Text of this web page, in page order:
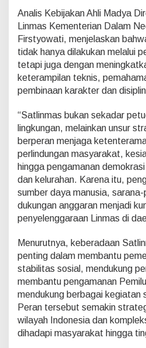
s
u
n
u
k
P
e
i
n
d
u
n
a
n
M
a
a
r
a
k
a
t
Analis Kebijakan Ahli Madya
Linmas Kementerian Dalam
Firstyowati, menjelaskan
tidak hanya dilakukan melalui
tetapi juga dengan
keterampilan teknis,
pembinaan karakter dan
“Satlinmas bukan sekadar
lingkungan, melainkan unsur
berperan menjaga
perlindungan masyarakat,
hingga pengamanan
dan kelurahan. Karena itu,
sumber daya manusia,
dukungan anggaran menjadi
penyelenggaraan Linmas di
Menurutnya, keberadaan
penting dalam membantu
stabilitas sosial, mendukung
membantu pengamanan
mendukung berbagai kegiatan
Peran tersebut semakin
wilayah Indonesia dan
dihadapi masyarakat hingga